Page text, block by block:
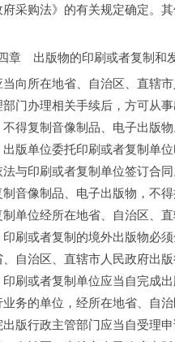
采购法》的有关规定确定。
章　出版物的印刷或者复制和
向所在地省、自治区、直辖
门办理相关手续后，方可从
得复制音像制品、电子出版
版单位委托印刷或者复制单
与印刷或者复制单位签订合
音像制品、电子出版物，不
单位经所在地省、自治区、
刷或者复制的境外出版物必
自治区、直辖市人民政府出
刷或者复制单位应当自完成
务的单位，经所在地省、自
版行政主管部门应当自受理